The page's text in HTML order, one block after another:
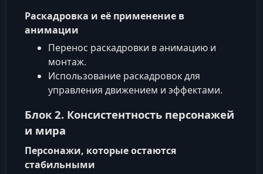
Раскадровка и её применение в
анимации
Перенос раскадровки в анимацию и
монтаж.
Использование раскадровок для
управления движением и эффектами.
Блок 2. Консистентность персонажей
и мира
Персонажи, которые остаются
стабильными